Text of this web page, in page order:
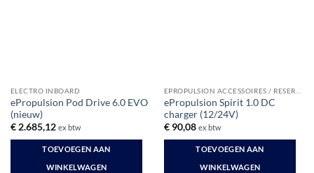
ELECTRO INBOARD
ePropulsion Pod Drive 6.0 EVO
(nieuw)
€2.685,12 ex btw
TOEVOEGEN AAN
WINKELWAGEN
ePropulsion Spirit 1.0 DC
charger (12/24V)
€90,08 ex btw
TOEVOEGEN AAN
WINKELWAGEN